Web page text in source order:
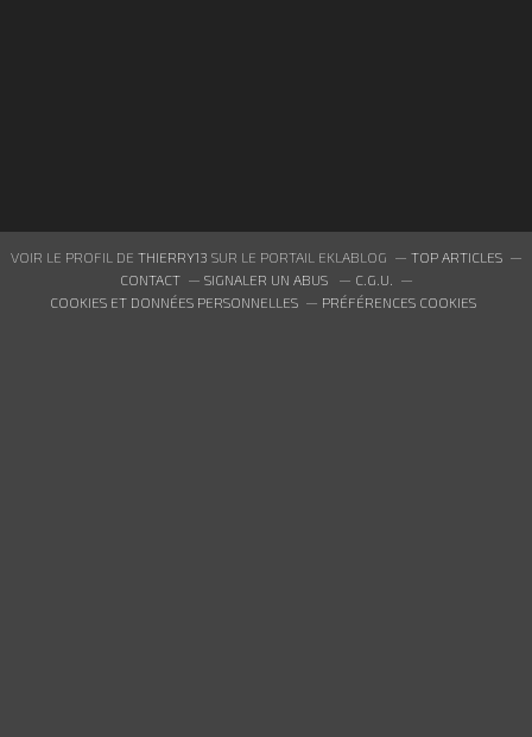
VOIR LE PROFIL DE THIERRY13 SUR LE PORTAIL EKLABLOG
TOP ARTICLES
CONTACT
SIGNALER UN ABUS
C.G.U.
COOKIES ET DONNÉES PERSONNELLES
PRÉFÉRENCES COOKIES